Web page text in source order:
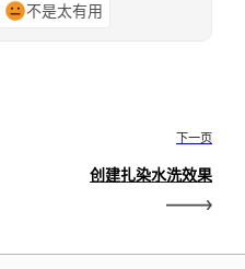
不是太有用
下一页
创建扎染水洗效果